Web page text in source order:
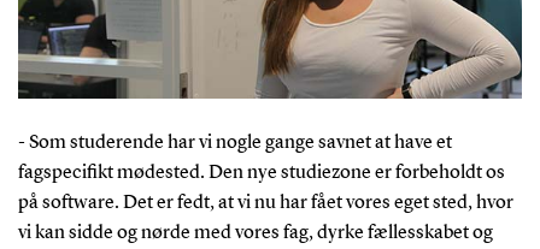
- Som studerende har vi nogle gange savnet at have et
fagspecifikt mødested. Den nye studiezone er forbeholdt os
på software. Det er fedt, at vi nu har fået vores eget sted, hvor
vi kan sidde og nørde med vores fag, dyrke fællesskabet og